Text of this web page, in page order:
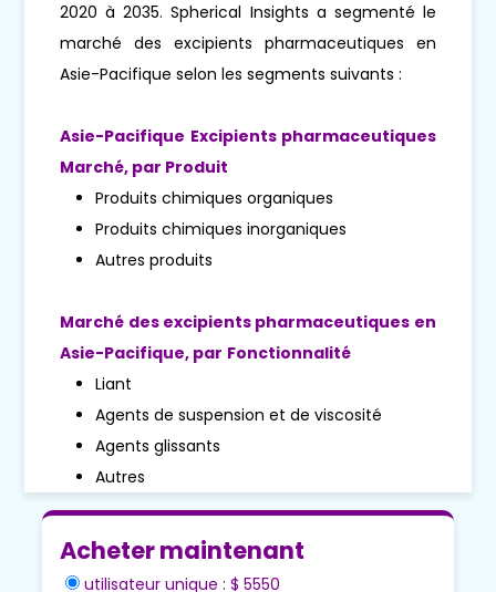
2020 à 2035. Spherical Insights a segmenté le
marché des excipients pharmaceutiques en
Asie-Pacifique selon les segments suivants :
Asie-Pacifique Excipients pharmaceutiques
Marché, par Produit
Produits chimiques organiques
Produits chimiques inorganiques
Autres produits
Marché des excipients pharmaceutiques en
Asie-Pacifique, par Fonctionnalité
Liant
Agents de suspension et de viscosité
Agents glissants
Autres
Acheter maintenant
utilisateur unique : $ 5550